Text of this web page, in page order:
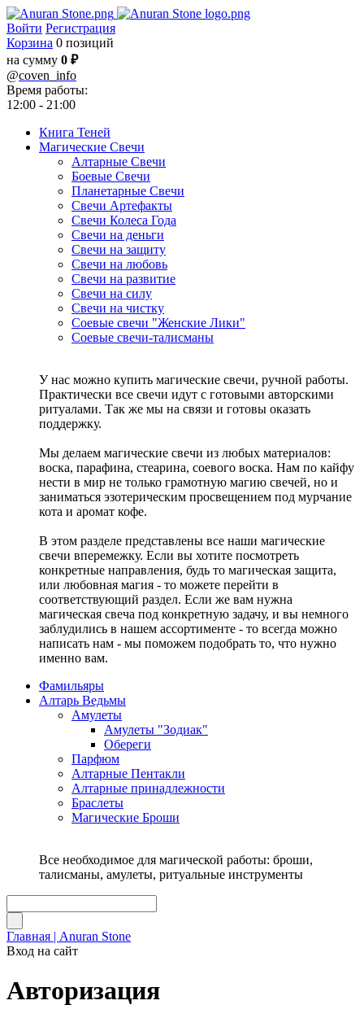
Войти Регистрация
Корзина 0 позиций
на сумму 0 ₽
@coven_info
Время работы:
12:00 - 21:00
Книга Теней
Магические Свечи
Алтарные Свечи
Боевые Свечи
Планетарные Свечи
Свечи Артефакты
Свечи Колеса Года
Свечи на деньги
Свечи на защиту
Свечи на любовь
Свечи на развитие
Свечи на силу
Свечи на чистку
Соевые свечи "Женские Лики"
Соевые свечи-талисманы
У нас можно купить магические свечи, ручной работы.
Практически все свечи идут с готовыми авторскими
ритуалами. Так же мы на связи и готовы оказать
поддержку.
Мы делаем магические свечи из любых материалов:
воска, парафина, стеарина, соевого воска. Нам по кайфу
нести в мир не только грамотную магию свечей, но и
заниматься эзотерическим просвещением под мурчание
кота и аромат кофе.
В этом разделе представлены все наши магические
свечи вперемежку. Если вы хотите посмотреть
конкретные направления, будь то магическая защита,
или любовная магия - то можете перейти в
соответствующий раздел. Если же вам нужна
магическая свеча под конкретную задачу, и вы немного
заблудились в нашем ассортименте - то всегда можно
написать нам - мы поможем подобрать то, что нужно
именно вам.
Фамильяры
Алтарь Ведьмы
Амулеты
Амулеты "Зодиак"
Обереги
Парфюм
Алтарные Пентакли
Алтарные принадлежности
Браслеты
Магические Броши
Все необходимое для магической работы: броши,
талисманы, амулеты, ритуальные инструменты
Главная | Anuran Stone
Вход на сайт
Авторизация